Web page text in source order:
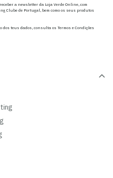
a newsletter da Loja Verde Online, com
Clube de Portugal, bem como os seus produtos
teus dados, consulta os Termos e Condições